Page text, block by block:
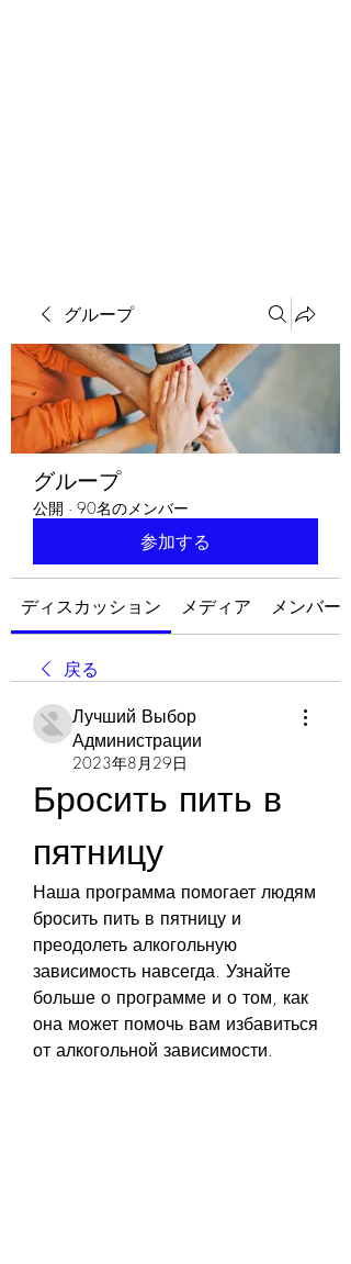
グループ
グループ
公開 · 90名のメンバー
参加する
ディスカッション メディア メンバー
戻る
Лучший Выбор
Администрации
2023年8月29日
Бросить пить в
пятницу
Наша программа помогает людям
бросить пить в пятницу и
преодолеть алкогольную
зависимость навсегда. Узнайте
больше о программе и о том, как
она может помочь вам избавиться
от алкогольной зависимости.